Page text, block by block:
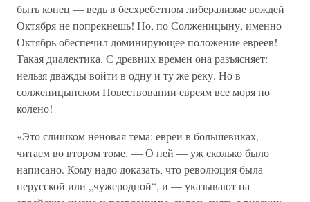
быть конец — ведь в бесхребетном либерализме вождей
Октября не попрекнешь! Но, по Солженицыну, именно
Октябрь обеспечил доминирующее положение евреев!
Такая диалектика. С древних времен она разъясняет:
нельзя дважды войти в одну и ту же реку. Но в
солженицынском Повествовании евреям все моря по
колено!
«Это слишком неновая тема: евреи в большевиках, —
читаем во втором томе. — О ней — уж сколько было
написано. Кому надо доказать, что революция была
нерусской или „чужеродной“, и — указывают на